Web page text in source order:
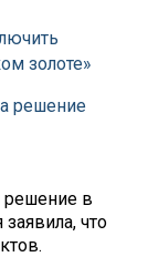
золоте»
решение
решение в
что